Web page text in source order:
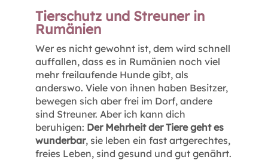
Tierschutz und Streuner in
Rumänien
Wer es nicht gewohnt ist, dem wird schnell
auffallen, dass es in Rumänien noch viel
mehr freilaufende Hunde gibt, als
anderswo. Viele von ihnen haben Besitzer,
bewegen sich aber frei im Dorf, andere
sind Streuner. Aber ich kann dich
beruhigen: Der Mehrheit der Tiere geht es
wunderbar, sie leben ein fast artgerechtes,
freies Leben, sind gesund und gut genährt.